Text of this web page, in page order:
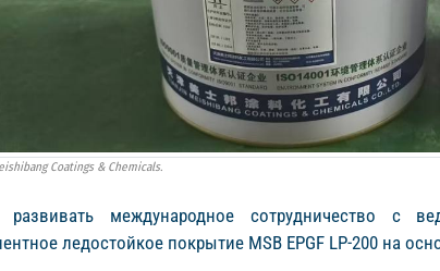
Coatings & Chemicals.
развивать международное сотрудничество с
ледостойкое покрытие MSB EPGF LP-200 на